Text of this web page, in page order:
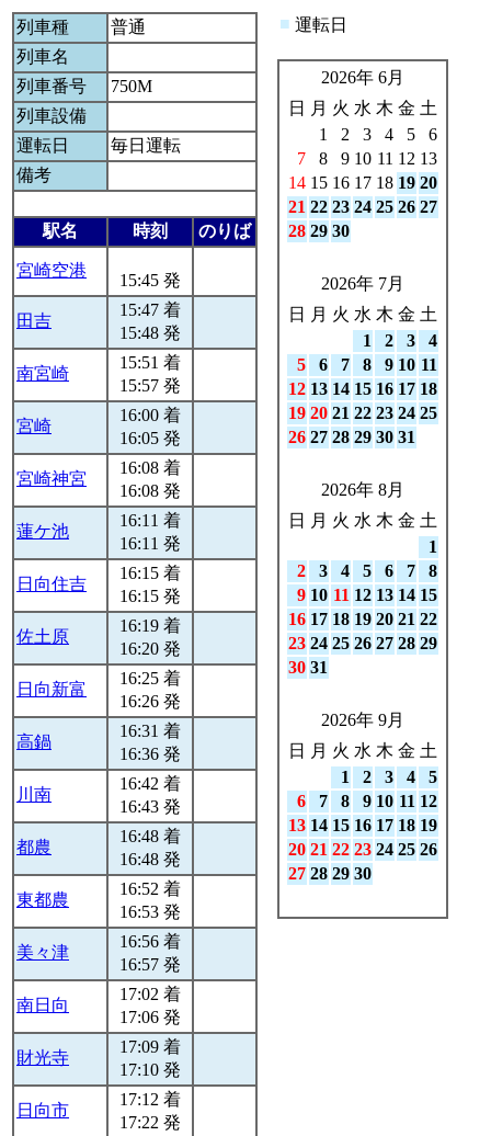
列車種
普通
列車名
列車番号
750M
列車設備
運転日
毎日運転
備考
駅名 時刻 のりば
宮崎空港
15:45 発
田吉
15:47 着
15:48 発
南宮崎
15:51 着
15:57 発
宮崎
16:00 着
16:05 発
宮崎神宮
16:08 着
16:08 発
蓮ケ池
16:11 着
16:11 発
日向住吉
16:15 着
16:15 発
佐土原
16:19 着
16:20 発
日向新富
16:25 着
16:26 発
高鍋
16:31 着
16:36 発
川南
16:42 着
16:43 発
都農
16:48 着
16:48 発
東都農
16:52 着
16:53 発
美々津
16:56 着
16:57 発
南日向
17:02 着
17:06 発
財光寺
17:09 着
17:10 発
日向市
17:12 着
17:22 発
■ 運転日
2026年 6月
日
月 火 水 木 金 土
1
2 3 4 5
6
7
8 9 10 11 12 13
14 15 16 17 18 19 20
21 22 23 24 25 26 27
28 29 30
2026年 7月
日
月 火 水 木 金 土
1
2 3
4
5
6 7 8 9 10 11
12 13 14 15 16 17 18
19 20 21 22 23 24 25
26 27 28 29 30 31
2026年 8月
日
月 火 水 木 金 土
1
2
3 4 5 6 7
8
9 10 11 12 13 14 15
16 17 18 19 20 21 22
23 24 25 26 27 28 29
30 31
2026年 9月
日
月 火 水 木 金 土
1
2 3 4
5
6
7 8 9 10 11 12
13 14 15 16 17 18 19
20 21 22 23 24 25 26
27 28 29 30